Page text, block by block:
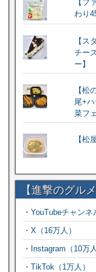
【フ
わり
【ス
チー
ー】
【松
尾+
菜フ
【松
【進撃のグル
・ YouTubeチャンネ
・ X（16万人）
・ Instagram（10万人
・ TikTok（1万人）